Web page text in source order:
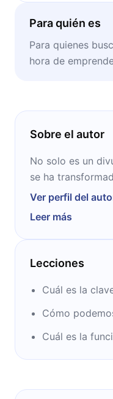
Para quién es
Para quienes
hora de
Sobre el autor
No solo es un
se ha
Tanto su libro
colocaron como
estudio. Nació
en las
Ver perfil del
Leer más
Lecciones
Cuál es la
Cómo
Cuál es la